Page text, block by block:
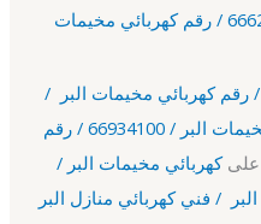
كهربائي مخيمات البر / 66629504 / رقم كهربائي مخيمات
كهربائي مخيمات البر / 66934100 / رقم كهربائي مخيمات البر /
فني كهربائي منازل البر كهربائي مخيمات البر / 66934100 / رقم
علىكهربائي مخيمات البر /